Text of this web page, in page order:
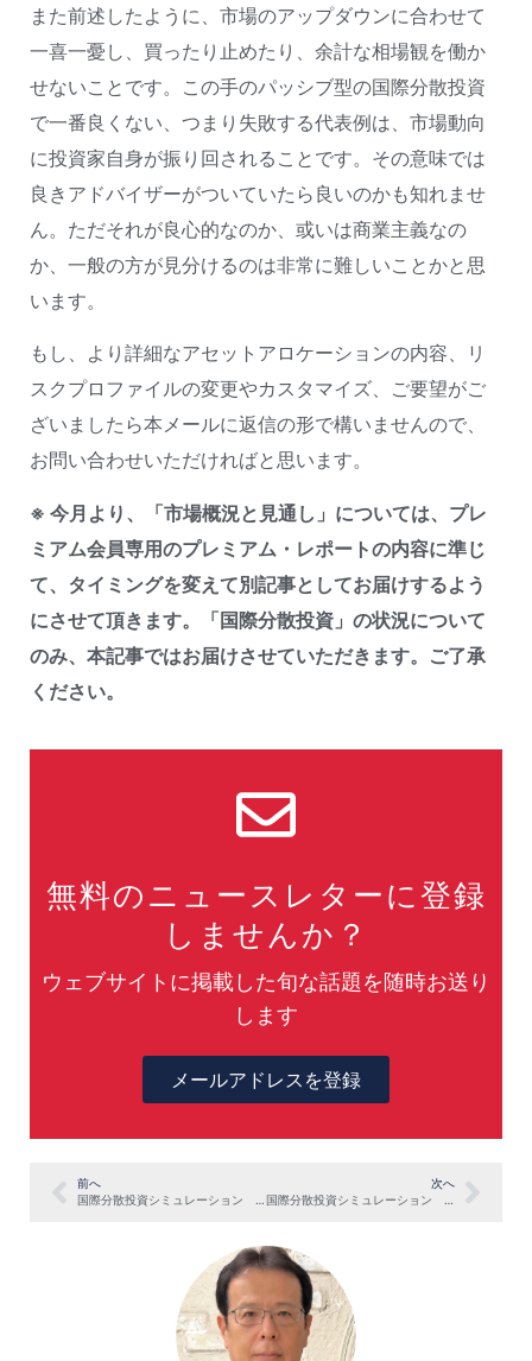
また前述したように、市場のアップダウンに合わせて
一喜一憂し、買ったり止めたり、余計な相場観を働か
せないことです。この手のパッシブ型の国際分散投資
で一番良くない、つまり失敗する代表例は、市場動向
に投資家自身が振り回されることです。その意味では
良きアドバイザーがついていたら良いのかも知れませ
ん。ただそれが良心的なのか、或いは商業主義なの
か、一般の方が見分けるのは非常に難しいことかと思
います。
もし、より詳細なアセットアロケーションの内容、リ
スクプロファイルの変更やカスタマイズ、ご要望がご
ざいましたら本メールに返信の形で構いませんので、
お問い合わせいただければと思います。
※ 今月より、「市場概況と見通し」については、プレ
ミアム会員専用のプレミアム・レポートの内容に準じ
て、タイミングを変えて別記事としてお届けするよう
にさせて頂きます。「国際分散投資」の状況について
のみ、本記事ではお届けさせていただきます。ご了承
ください。
無料のニュースレターに登録
しませんか？
ウェブサイトに掲載した旬な話題を随時お送り
します
メールアドレスを登録
前へ
国際分散投資シミュレーション 2020年3月末
次へ
国際分散投資シミュレーション 2020年5月末